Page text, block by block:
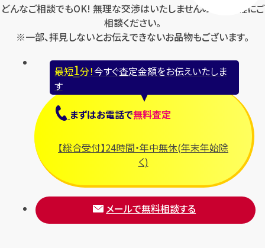
どんなご相談でもOK! 無理な交渉はいたしませんのでお気軽にご
相談ください。
※一部、拝見しないとお伝えできないお品物もございます。
最短1分！今すぐ査定金額をお伝えいたしま
す
まずはお電話で無料査定
【総合受付】24時間・年中無休(年末年始除
く)
メールで無料相談する